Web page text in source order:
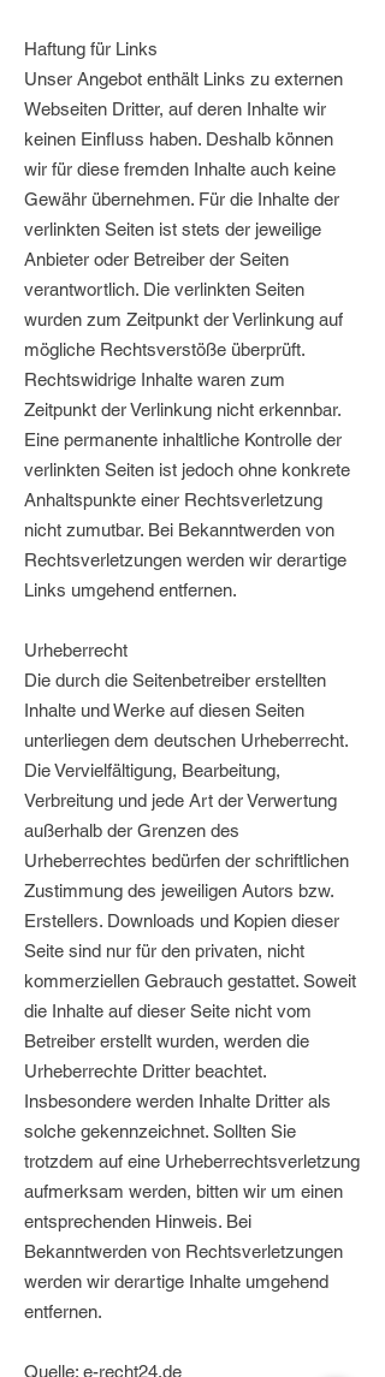
Haftung für Links
Unser Angebot enthält Links zu externen
Webseiten Dritter, auf deren Inhalte wir
keinen Einfluss haben. Deshalb können
wir für diese fremden Inhalte auch keine
Gewähr übernehmen. Für die Inhalte der
verlinkten Seiten ist stets der jeweilige
Anbieter oder Betreiber der Seiten
verantwortlich. Die verlinkten Seiten
wurden zum Zeitpunkt der Verlinkung auf
mögliche Rechtsverstöße überprüft.
Rechtswidrige Inhalte waren zum
Zeitpunkt der Verlinkung nicht erkennbar.
Eine permanente inhaltliche Kontrolle der
verlinkten Seiten ist jedoch ohne konkrete
Anhaltspunkte einer Rechtsverletzung
nicht zumutbar. Bei Bekanntwerden von
Rechtsverletzungen werden wir derartige
Links umgehend entfernen.
Urheberrecht
Die durch die Seitenbetreiber erstellten
Inhalte und Werke auf diesen Seiten
unterliegen dem deutschen Urheberrecht.
Die Vervielfältigung, Bearbeitung,
Verbreitung und jede Art der Verwertung
außerhalb der Grenzen des
Urheberrechtes bedürfen der schriftlichen
Zustimmung des jeweiligen Autors bzw.
Erstellers. Downloads und Kopien dieser
Seite sind nur für den privaten, nicht
kommerziellen Gebrauch gestattet. Soweit
die Inhalte auf dieser Seite nicht vom
Betreiber erstellt wurden, werden die
Urheberrechte Dritter beachtet.
Insbesondere werden Inhalte Dritter als
solche gekennzeichnet. Sollten Sie
trotzdem auf eine Urheberrechtsverletzung
aufmerksam werden, bitten wir um einen
entsprechenden Hinweis. Bei
Bekanntwerden von Rechtsverletzungen
werden wir derartige Inhalte umgehend
entfernen.
Quelle: e-recht24.de